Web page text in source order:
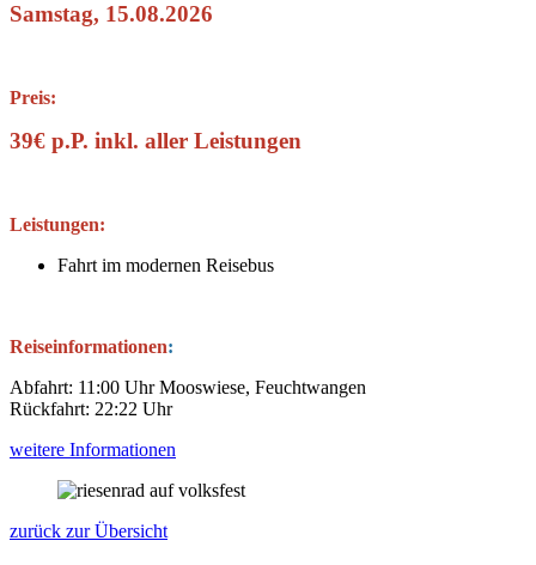
Samstag, 15.08.2026
Preis:
39€ p.P. inkl. aller Leistungen
Leistungen:
Fahrt im modernen Reisebus
Reiseinformationen:
Abfahrt: 11:00 Uhr Mooswiese, Feuchtwangen
Rückfahrt: 22:22 Uhr
weitere Informationen
zurück zur Übersicht